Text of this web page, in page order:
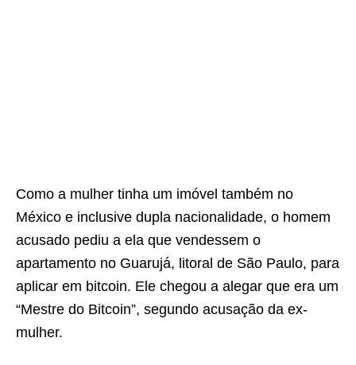
Como a mulher tinha um imóvel também no
México e inclusive dupla nacionalidade, o homem
acusado pediu a ela que vendessem o
apartamento no Guarujá, litoral de São Paulo, para
aplicar em bitcoin. Ele chegou a alegar que era um
“Mestre do Bitcoin”, segundo acusação da ex-
mulher.